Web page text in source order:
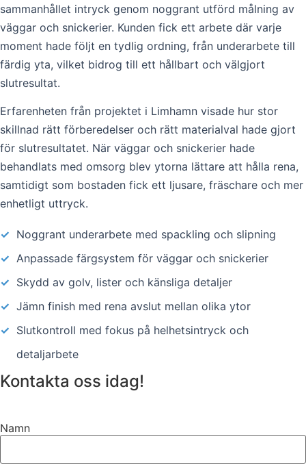
sammanhållet intryck genom noggrant utförd målning av
väggar och snickerier. Kunden fick ett arbete där varje
moment hade följt en tydlig ordning, från underarbete till
färdig yta, vilket bidrog till ett hållbart och välgjort
slutresultat.
Erfarenheten från projektet i Limhamn visade hur stor
skillnad rätt förberedelser och rätt materialval hade gjort
för slutresultatet. När väggar och snickerier hade
behandlats med omsorg blev ytorna lättare att hålla rena,
samtidigt som bostaden fick ett ljusare, fräschare och mer
enhetligt uttryck.
✓ Noggrant underarbete med spackling och slipning
✓ Anpassade färgsystem för väggar och snickerier
✓ Skydd av golv, lister och känsliga detaljer
✓ Jämn finish med rena avslut mellan olika ytor
✓ Slutkontroll med fokus på helhetsintryck och
detaljarbete
Kontakta oss idag!
Namn